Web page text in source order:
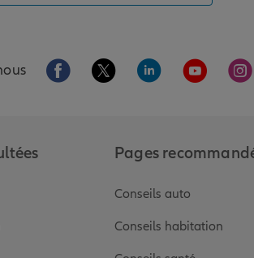
Aller sur la page Facebook de
Aller sur la page Twitter de
Aller sur la page
Aller sur
Pages
Conseils auto
Conseils habitation